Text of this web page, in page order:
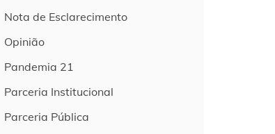
Nota de Esclarecimento
Opinião
Pandemia 21
Parceria Institucional
Parceria Pública